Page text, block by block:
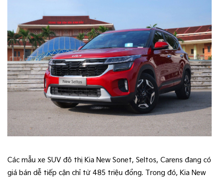
Các mẫu xe SUV đô thị Kia New Sonet, Seltos, Carens đang có
giá bán dễ tiếp cận chỉ từ 485 triệu đồng. Trong đó, Kia New